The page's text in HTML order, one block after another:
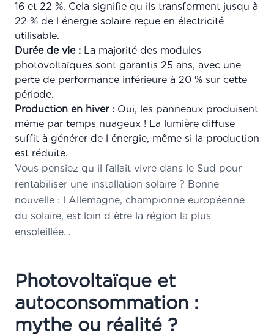
16 et 22 %. Cela signifie qu ils transforment jusqu à
22 % de l énergie solaire reçue en électricité
utilisable.
Durée de vie : La majorité des modules
photovoltaïques sont garantis 25 ans, avec une
perte de performance inférieure à 20 % sur cette
période.
Production en hiver : Oui, les panneaux produisent
même par temps nuageux ! La lumière diffuse
suffit à générer de l énergie, même si la production
est réduite.
Vous pensiez qu il fallait vivre dans le Sud pour
rentabiliser une installation solaire ? Bonne
nouvelle : l Allemagne, championne européenne
du solaire, est loin d être la région la plus
ensoleillée…
Photovoltaïque et
autoconsommation :
mythe ou réalité ?